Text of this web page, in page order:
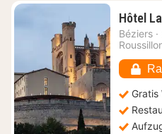
Hôtel
Béziers ·
Gratis